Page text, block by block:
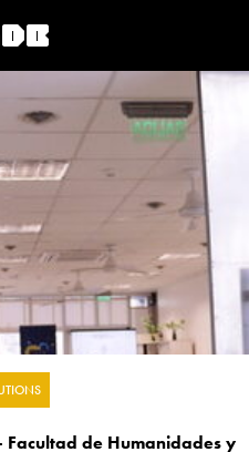
Facultad de Humanidades y